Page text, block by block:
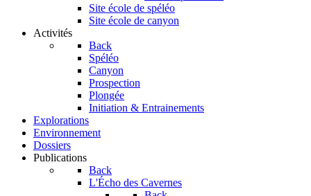
Site école de spéléo
Site école de canyon
Activités
Back
Spéléo
Canyon
Prospection
Plongée
Initiation & Entrainements
Explorations
Environnement
Dossiers
Publications
Back
L'Écho des Cavernes